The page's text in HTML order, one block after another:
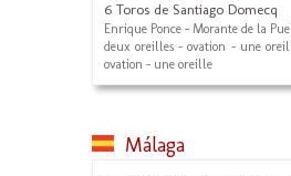
6 Toros de Santiago Domecq
Enrique Ponce - Morante de la
deux oreilles - ovation - une
ovation - une oreille
Málaga